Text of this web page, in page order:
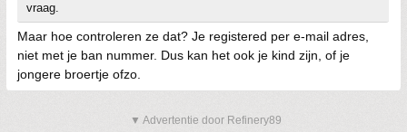
vraag.
Maar hoe controleren ze dat? Je registered per e-mail adres,
niet met je ban nummer. Dus kan het ook je kind zijn, of je
jongere broertje ofzo.
▼ Advertentie door Refinery89